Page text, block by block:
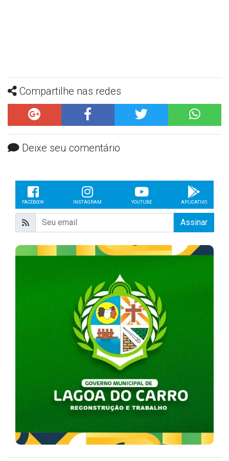
Compartilhe nas redes
Deixe seu comentário
FACEBOOK INSTAGRAM YOUTUBE APLICATIVO
Assinar